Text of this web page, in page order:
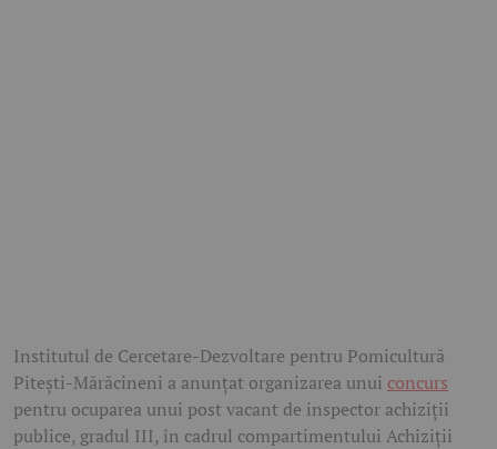
Institutul de Cercetare-Dezvoltare pentru Pomicultură
Pitești-Mărăcineni a anunțat organizarea unui concurs
pentru ocuparea unui post vacant de inspector achiziții
publice, gradul III, în cadrul compartimentului Achiziții